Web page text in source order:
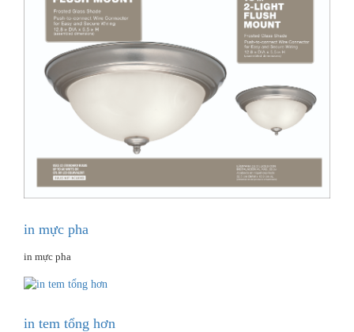
in mực pha
in mực pha
in tem tổng hơn